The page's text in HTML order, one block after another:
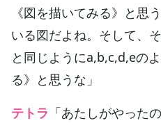
《図を描いてみる》と思
いる図だよね。そして、
と同じようにa,b,c,d,eの
る》と思うな」
テトラ 「あたしがやった